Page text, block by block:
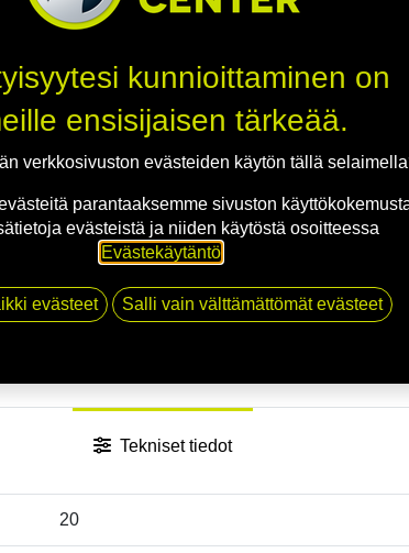
Jaa
Tekniset tiedot
20
kunnioittaminen on
ensisijaisen tärkeää.
verkkosivuston evästeiden käytön tällä
parantaaksemme sivuston
evästeistä ja niiden käytöstä osoitteessa
Evästekäytäntö.
evästeet Salli vain välttämättömät evästeet